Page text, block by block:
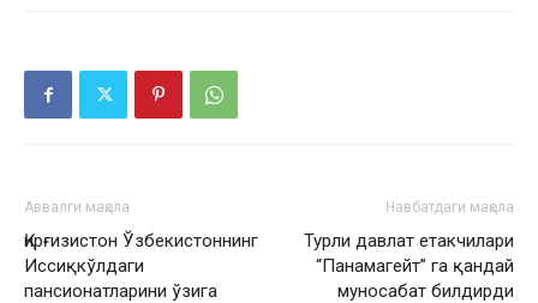
Аввалги мақола
Қирғизистон Ўзбекистоннинг
Иссиқкўлдаги
пансионатларини ўзига
Навбатдаги мақола
Турли давлат етакчилари
“Панамагейт” га қандай
муносабат билдирди